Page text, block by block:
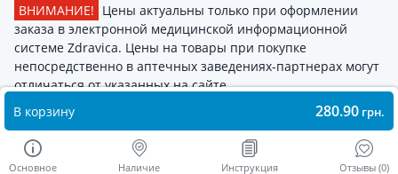
В корзину 280.90 грн.
Основное Наличие Инструкция Отзывы (0)
ВНИМАНИЕ! Цены актуальны только при оформлении
заказа в электронной медицинской информационной
системе Zdravica. Цены на товары при покупке
непосредственно в аптечных заведениях-партнерах могут
отличаться от указанных на сайте